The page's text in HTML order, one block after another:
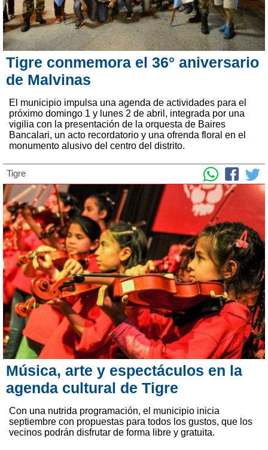
Tigre conmemora el 36° aniversario
de Malvinas
El municipio impulsa una agenda de actividades para el
próximo domingo 1 y lunes 2 de abril, integrada por una
vigilia con la presentación de la orquesta de Baires
Bancalari, un acto recordatorio y una ofrenda floral en el
monumento alusivo del centro del distrito.
Tigre
Música, arte y espectáculos en la
agenda cultural de Tigre
Con una nutrida programación, el municipio inicia
septiembre con propuestas para todos los gustos, que los
vecinos podrán disfrutar de forma libre y gratuita.